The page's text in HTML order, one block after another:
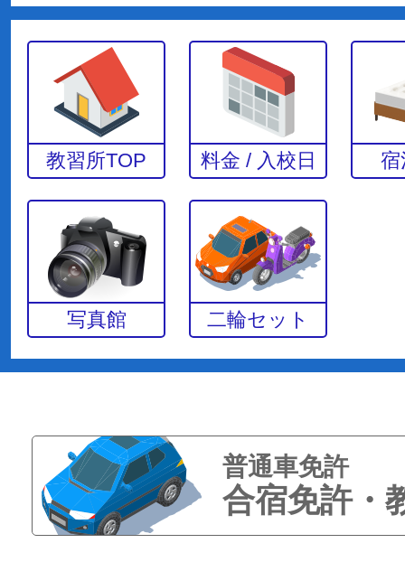
教習所TOP 料金 / 入校日 宿
写真館 二輪セット
普通車免許
合宿免許・